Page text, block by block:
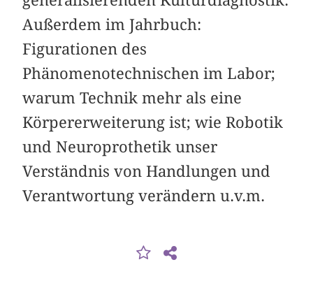
Außerdem im Jahrbuch:
Figurationen des
Phänomenotechnischen im Labor;
warum Technik mehr als eine
Körpererweiterung ist; wie Robotik
und Neuroprothetik unser
Verständnis von Handlungen und
Verantwortung verändern u.v.m.